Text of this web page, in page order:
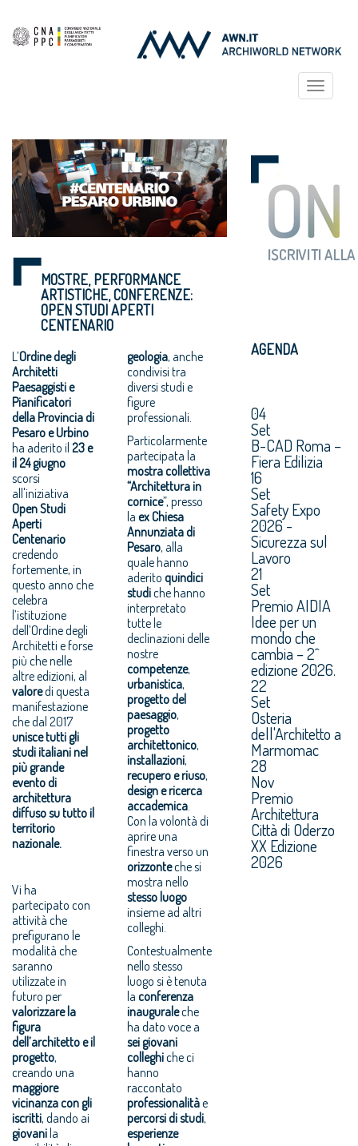
Toggle
MOSTRE, PERFORMANCE
ARTISTICHE, CONFERENZE:
OPEN STUDI APERTI
CENTENARIO
L’Ordine degli
Architetti
Paesaggisti e
Pianificatori
della Provincia di
Pesaro e Urbino
ha aderito il 23 e
il 24 giugno
scorsi
all'iniziativa
Open Studi
Aperti
Centenario
credendo
fortemente, in
questo anno che
celebra
l’istituzione
dell’Ordine degli
Architetti e forse
più che nelle
altre edizioni, al
valoredi questa
manifestazione
che dal 2017
unisce tutti gli
studi italiani nel
più grande
evento di
architettura
diffuso su tutto il
territorio
nazionale.
Vi ha
partecipato con
attività che
prefigurano le
modalità che
saranno
utilizzate in
futuro per
valorizzare la
figura
dell’architetto e il
progetto,
creando una
maggiore
vicinanza con gli
iscritti, dando ai
giovanila
geologia, anche
condivisi tra
diversi studi e
figure
professionali.
Particolarmente
partecipata la
mostra collettiva
“Architettura in
cornice”, presso
laex Chiesa
Annunziata di
Pesaro, alla
quale hanno
aderitoquindici
studiche hanno
interpretato
tutte le
declinazioni delle
nostre
competenze,
urbanistica,
progetto del
paesaggio,
progetto
architettonico,
installazioni,
recupero e riuso,
design e ricerca
accademica
Con la volontà di
aprire una
finestra verso un
orizzonteche si
mostra nello
stesso luogo
insieme ad altri
colleghi.
Contestualmente
nello stesso
luogo si è tenuta
laconferenza
inauguraleche
ha dato voce a
sei giovani
colleghiche ci
hanno
raccontato
professionalitàe
percorsi di studi,
esperienze
AGENDA
04
Set
B-CAD Roma –
Fiera Edilizia
16
Set
Safety Expo
2026 -
Sicurezza sul
Lavoro
21
Set
Premio AIDIA
Idee per un
mondo che
cambia – 2^
edizione 2026.
22
Set
Osteria
dell'Architetto a
Marmomac
28
Nov
Premio
Architettura
Città di Oderzo
XX Edizione
2026